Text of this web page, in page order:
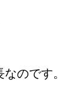
のです。